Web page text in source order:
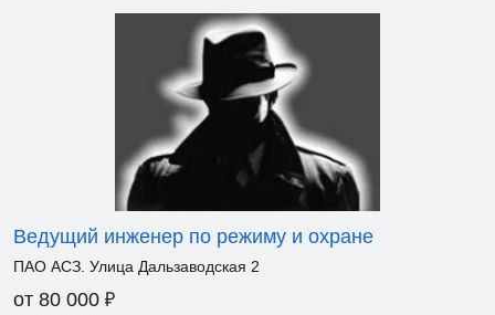
Ведущий инженер по режиму и охране
ПАО АСЗ. Улица Дальзаводская 2
от 80 000 ₽